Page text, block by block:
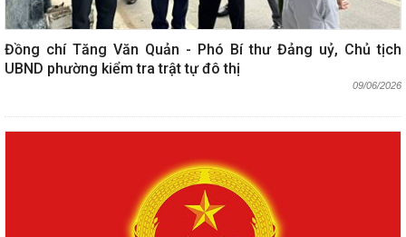
Đồng chí Tăng Văn Quản - Phó Bí thư Đảng uỷ, Chủ tịch
UBND phường kiểm tra trật tự đô thị
09/06/2026